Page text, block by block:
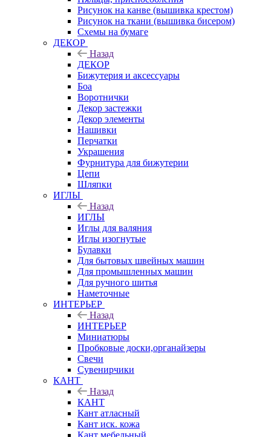
Рисунок на канве (вышивка крестом)
Рисунок на ткани (вышивка бисером)
Схемы на бумаге
ДЕКОР
Назад
ДЕКОР
Бижутерия и аксессуары
Боа
Воротнички
Декор застежки
Декор элементы
Нашивки
Перчатки
Украшения
Фурнитура для бижутерии
Цепи
Шляпки
ИГЛЫ
Назад
ИГЛЫ
Иглы для валяния
Иглы изогнутые
Булавки
Для бытовых швейных машин
Для промышленных машин
Для ручного шитья
Наметочные
ИНТЕРЬЕР
Назад
ИНТЕРЬЕР
Миниатюры
Пробковые доски,органайзеры
Свечи
Сувенирчики
КАНТ
Назад
КАНТ
Кант атласный
Кант иск. кожа
Кант мебельный